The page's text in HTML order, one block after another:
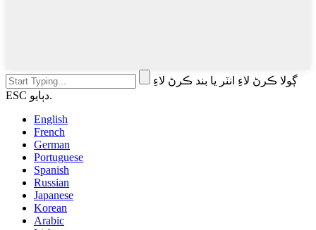
ڳولا ڪرڻ لاءِ انٽر يا بند ڪرڻ لاءِ
ESC دٻايو.
English
French
German
Portuguese
Spanish
Russian
Japanese
Korean
Arabic